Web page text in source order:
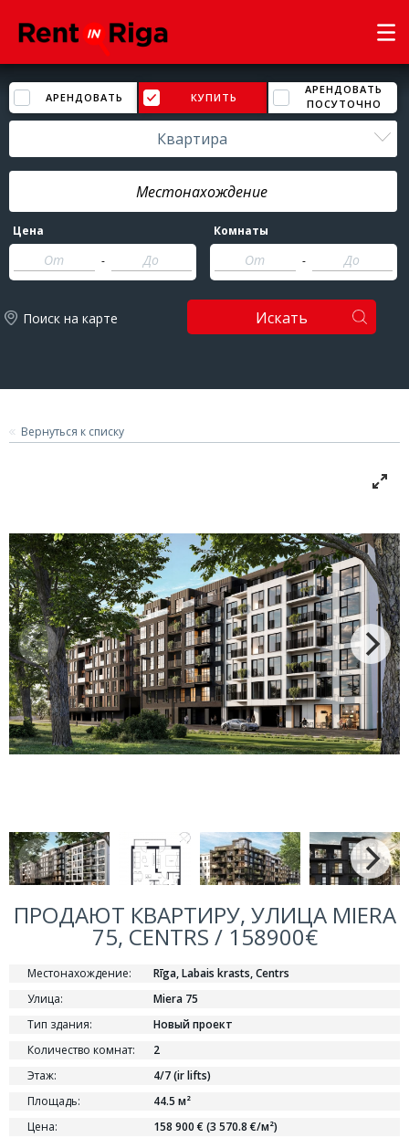
АРЕНДОВАТЬ КУПИТЬ
АРЕНДОВАТЬ
ПОСУТОЧНО
Квартира
Цена
-
Комнаты
-
Поиск на карте Искать
Вернуться к списку
ПРОДАЮТ КВАРТИРУ, УЛИЦА MIERA
75, CENTRS / 158900€
Местонахождение:
Rīga, Labais krasts, Centrs
Улица:
Miera 75
Тип здания:
Новый проект
Количество комнат:
2
Этаж:
4/7 (ir lifts)
Площадь:
44.5 м²
Цена:
158 900 € (3 570.8 €/м²)